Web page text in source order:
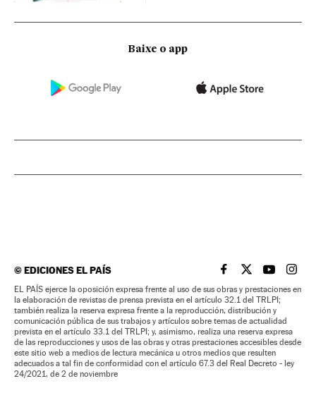
Baixe o app
©EDICIONES EL PAÍS EL PAÍS BRASIL EN
EL PAÍSEL PAÍS
EL
EL PAÍS ejerce la oposición expresa frente al uso de sus obras y prestaciones en
la elaboración de revistas de prensa prevista en el artículo 32.1 del TRLPI;
también realiza la reserva expresa frente a la reproducción, distribución y
comunicación pública de sus trabajos y artículos sobre temas de actualidad
prevista en el artículo 33.1 del TRLPI; y, asimismo, realiza una reserva expresa
de las reproducciones y usos de las obras y otras prestaciones accesibles desde
este sitio web a medios de lectura mecánica u otros medios que resulten
adecuados a tal fin de conformidad con el artículo 67.3 del Real Decreto - ley
24/2021, de 2 de noviembre